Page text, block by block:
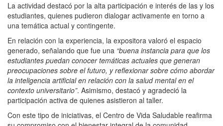
La actividad destacó por la alta participación e interés de las y los
estudiantes, quienes pudieron dialogar activamente en torno a
una temática actual y contingente.
En relación con la experiencia, la expositora valoró el espacio
generado, señalando que fue una “buena instancia para que los
estudiantes puedan conocer temáticas actuales que generan
preocupaciones sobre el futuro, y reflexionar sobre cómo abordar
la inteligencia artificial en relación con la salud mental en el
contexto universitario”. Asimismo, destacó y agradeció la
participación activa de quienes asistieron al taller.
Con este tipo de iniciativas, el Centro de Vida Saludable reafirma